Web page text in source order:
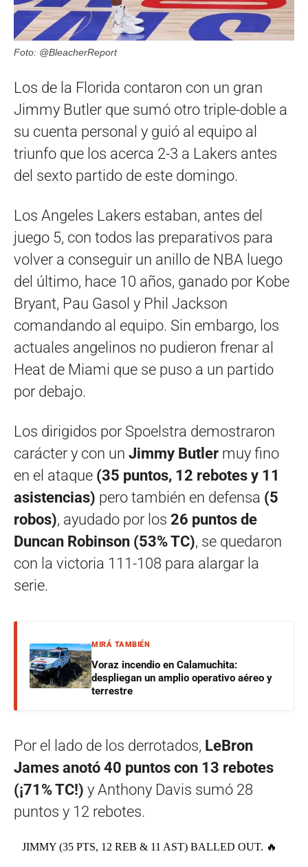
Foto: @BleacherReport
Los de la Florida contaron con un gran
Jimmy Butler que sumó otro triple-doble a
su cuenta personal y guió al equipo al
triunfo que los acerca 2-3 a Lakers antes
del sexto partido de este domingo.
Los Angeles Lakers estaban, antes del
juego 5, con todos las preparativos para
volver a conseguir un anillo de NBA luego
del último, hace 10 años, ganado por Kobe
Bryant, Pau Gasol y Phil Jackson
comandando al equipo. Sin embargo, los
actuales angelinos no pudieron frenar al
Heat de Miami que se puso a un partido
por debajo.
Los dirigidos por Spoelstra demostraron
carácter y con un Jimmy Butler muy fino
en el ataque (35 puntos, 12 rebotes y 11
asistencias) pero también en defensa (5
robos), ayudado por los 26 puntos de
Duncan Robinson (53% TC), se quedaron
con la victoria 111-108 para alargar la
serie.
MIRÁ TAMBIÉN
Voraz incendio en Calamuchita:
despliegan un amplio operativo aéreo y
terrestre
Por el lado de los derrotados, LeBron
James anotó 40 puntos con 13 rebotes
(¡71% TC!) y Anthony Davis sumó 28
puntos y 12 rebotes.
JIMMY (35 PTS, 12 REB & 11 AST) BALLED OUT. 🔥